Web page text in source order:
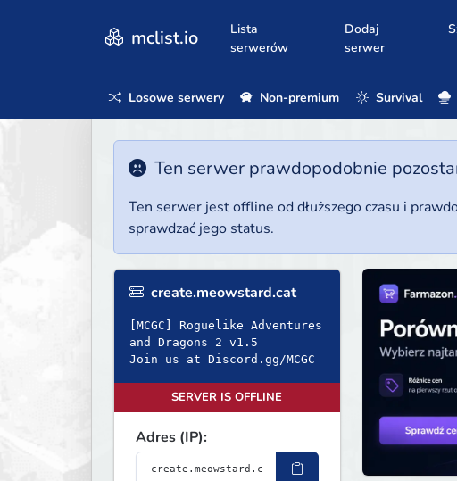
mclist.io
Lista
serwerów
Dodaj
serwer
Losowe serwery Non-premium Survival
Ten serwer prawdopodobnie
Ten serwer jest offline od dłuższego czasu i
sprawdzać jego status.
create.meowstard.cat
[MCGC] Roguelike Adventures
and Dragons 2 v1.5
Join us at Discord.gg/MCGC
SERVER IS OFFLINE
Adres (IP):